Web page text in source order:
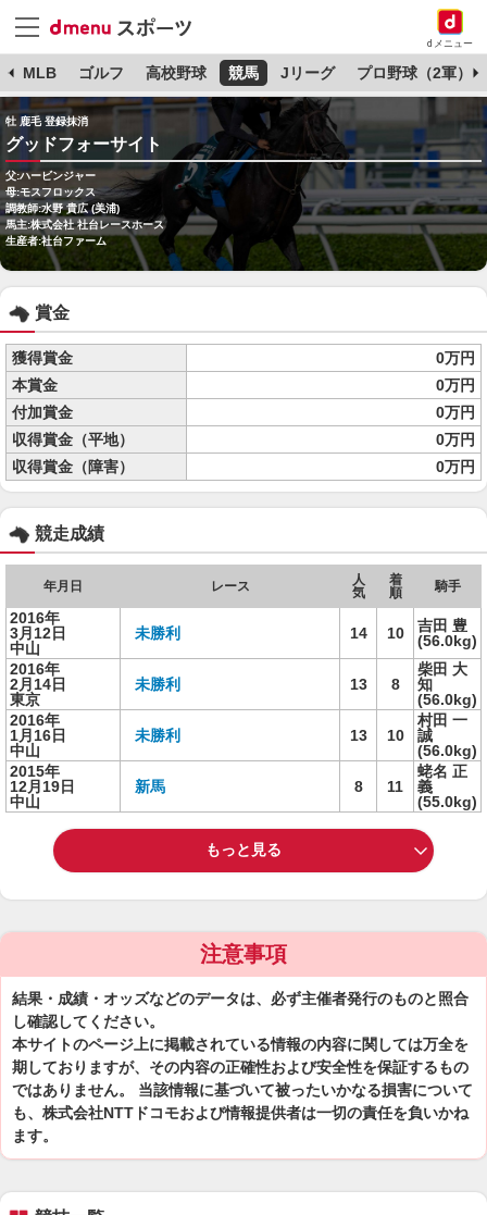
dメニュー
MLB ゴルフ 高校野球 競馬 Jリーグ プロ野球（2軍）
牡 鹿毛 登録抹消
グッドフォーサイト
父:ハービンジャー
母:モスフロックス
調教師:水野 貴広 (美浦)
馬主:株式会社 社台レースホース
生産者:社台ファーム
賞金
獲得賞金
0万円
本賞金
0万円
付加賞金
0万円
収得賞金（平地）
0万円
収得賞金（障害）
0万円
競走成績
年月日 レース
人
気
着
順
騎手
2016年
3月12日
中山
未勝利 14 10
吉田 豊
(56.0kg)
2016年
2月14日
東京
未勝利 13 8
柴田 大
知
(56.0kg)
2016年
1月16日
中山
未勝利 13 10
村田 一
誠
(56.0kg)
2015年
12月19日
中山
新馬 8 11
蛯名 正
義
(55.0kg)
もっと見る
注意事項
結果・成績・オッズなどのデータは、必ず主催者発行のものと照合
し確認してください。
本サイトのページ上に掲載されている情報の内容に関しては万全を
期しておりますが、その内容の正確性および安全性を保証するもの
ではありません。 当該情報に基づいて被ったいかなる損害について
も、株式会社NTTドコモおよび情報提供者は一切の責任を負いかね
ます。